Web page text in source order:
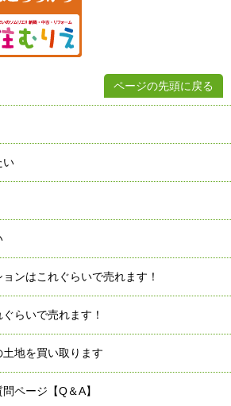
ページの先頭に戻る
い
ンはこれぐらいで売れます！
らいで売れます！
地を買い取ります
ページ【Q＆A】